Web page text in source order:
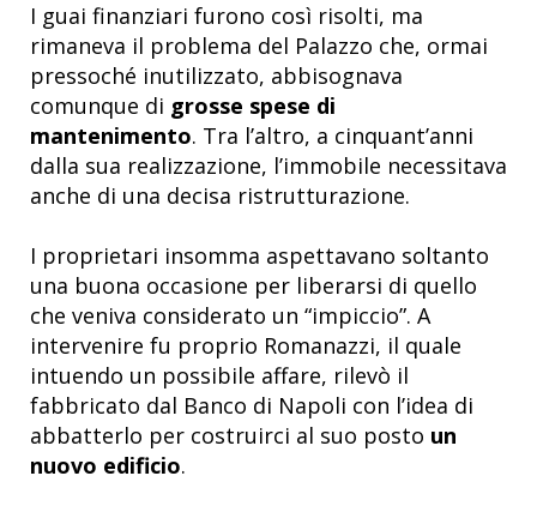
I guai finanziari furono così risolti, ma
rimaneva il problema del Palazzo che, ormai
pressoché inutilizzato, abbisognava
comunque di grosse spese di
mantenimento. Tra l’altro, a cinquant’anni
dalla sua realizzazione, l’immobile necessitava
anche di una decisa ristrutturazione.
I proprietari insomma aspettavano soltanto
una buona occasione per liberarsi di quello
che veniva considerato un “impiccio”. A
intervenire fu proprio Romanazzi, il quale
intuendo un possibile affare, rilevò il
fabbricato dal Banco di Napoli con l’idea di
abbatterlo per costruirci al suo posto un
nuovo edificio.